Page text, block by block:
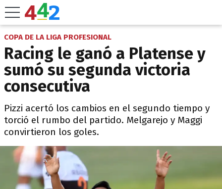
COPA DE LA LIGA PROFESIONAL
Racing le ganó a Platense y
sumó su segunda victoria
consecutiva
Pizzi acertó los cambios en el segundo tiempo y
torció el rumbo del partido. Melgarejo y Maggi
convirtieron los goles.